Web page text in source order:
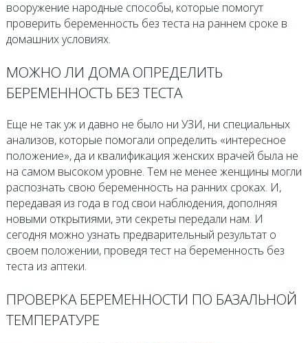
вооружение народные способы, которые помогут
проверить беременность без теста на раннем сроке в
домашних условиях.
МОЖНО ЛИ ДОМА ОПРЕДЕЛИТЬ
БЕРЕМЕННОСТЬ БЕЗ ТЕСТА
Еще не так уж и давно не было ни УЗИ, ни специальных
анализов, которые помогали определить «интересное
положение», да и квалификация женских врачей была не
на самом высоком уровне. Тем не менее женщины могли
распознать свою беременность на ранних сроках. И,
передавая из года в год свои наблюдения, дополняя
новыми открытиями, эти секреты передали нам. И
сегодня можно узнать предварительный результат о
своем положении, проведя тест на беременность без
теста из аптеки.
ПРОВЕРКА БЕРЕМЕННОСТИ ПО БАЗАЛЬНОЙ
ТЕМПЕРАТУРЕ